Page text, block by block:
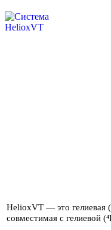
HelioxVT — это гелиевая
совместимая с гелиевой